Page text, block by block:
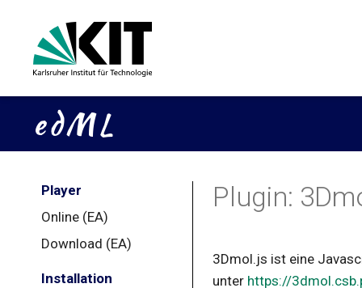
Player
Online (EA)
Download (EA)
Installation
Plugin:
3Dmol.js ist eine
unter https://